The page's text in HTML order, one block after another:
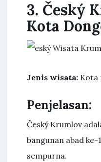
3. Český
Kota
Jenis wisata: Kota
Penjelasan:
Český Krumlov
bangunan abad
sempurna.